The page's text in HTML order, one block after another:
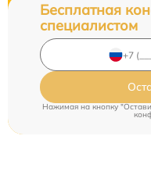
Бесплатная
специалистом
Нажимая на кнопку